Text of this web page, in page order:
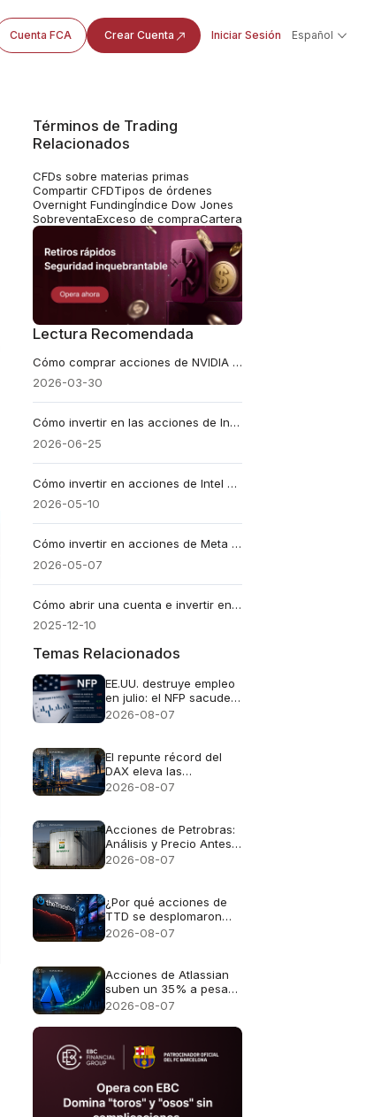
Cuenta FCA Crear Cuenta Iniciar Sesión Español
Términos de Trading
Relacionados
CFDs sobre materias primas
Compartir CFDTipos de órdenes
Overnight FundingÍndice Dow Jones
SobreventaExceso de compraCartera
Lectura Recomendada
Cómo comprar acciones de NVIDIA en Colombia
2026-03-30
Cómo invertir en las acciones de Intel en Latinoamérica
2026-06-25
Cómo invertir en acciones de Intel desde LATAM
2026-05-10
Cómo invertir en acciones de Meta desde LATAM: De usuario a dueño en 2026
2026-05-07
Cómo abrir una cuenta e invertir en acciones de Estados Unidos en Colombia
2025-12-10
Temas Relacionados
EE.UU. destruye empleo
en julio: el NFP sacude
al dólar y dispara al oro
2026-08-07
El repunte récord del
DAX eleva las
expectativas de
2026-08-07
Acciones de Petrobras:
Análisis y Precio Antes
del Reporte Financiero
2026-08-07
¿Por qué acciones de
TTD se desplomaron
casi un 30%?
2026-08-07
Acciones de Atlassian
suben un 35% a pesar
de unas perspectivas
2026-08-07